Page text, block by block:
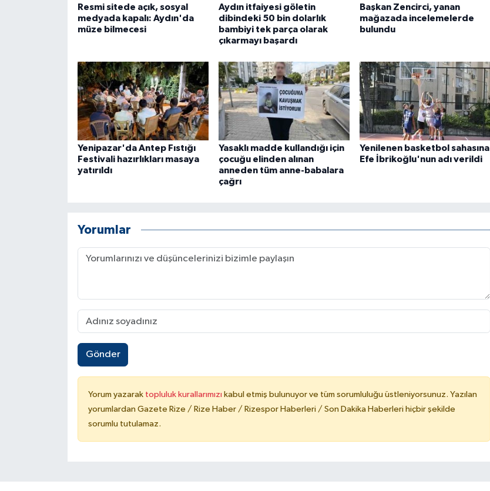
Resmi sitede açık, sosyal
medyada kapalı: Aydın'da
müze bilmecesi
Aydın itfaiyesi göletin
dibindeki 50 bin dolarlık
bambiyi tek parça olarak
çıkarmayı başardı
Başkan Zencirci, yanan
mağazada incelemelerde
bulundu
Yenipazar'da Antep Fıstığı
Festivali hazırlıkları masaya
yatırıldı
Yasaklı madde kullandığı için
çocuğu elinden alınan
anneden tüm anne-babalara
çağrı
Yenilenen basketbol sahasına
Efe İbrikoğlu'nun adı verildi
Yorumlar
Gönder
Yorum yazarak topluluk kurallarımızı kabul etmiş bulunuyor ve tüm sorumluluğu üstleniyorsunuz. Yazılan
yorumlardan Gazete Rize / Rize Haber / Rizespor Haberleri / Son Dakika Haberleri hiçbir şekilde
sorumlu tutulamaz.
Yerel Haberler